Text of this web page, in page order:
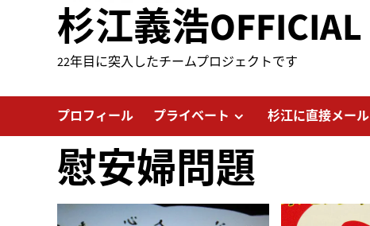
杉江義浩OFFICIAL
22年目に突入したチームプロジェクトです
プロフィール プライベート 杉江に直接メール
慰安婦問題